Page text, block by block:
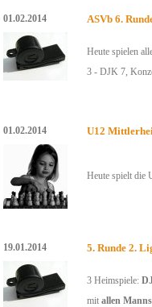
01.02.2014 ASVb 6.
Heute spielen
3 - DJK 7,
01.02.2014 U12
Heute spielt die
19.01.2014 5. Runde 2.
3 Heimspiele:
mit allen